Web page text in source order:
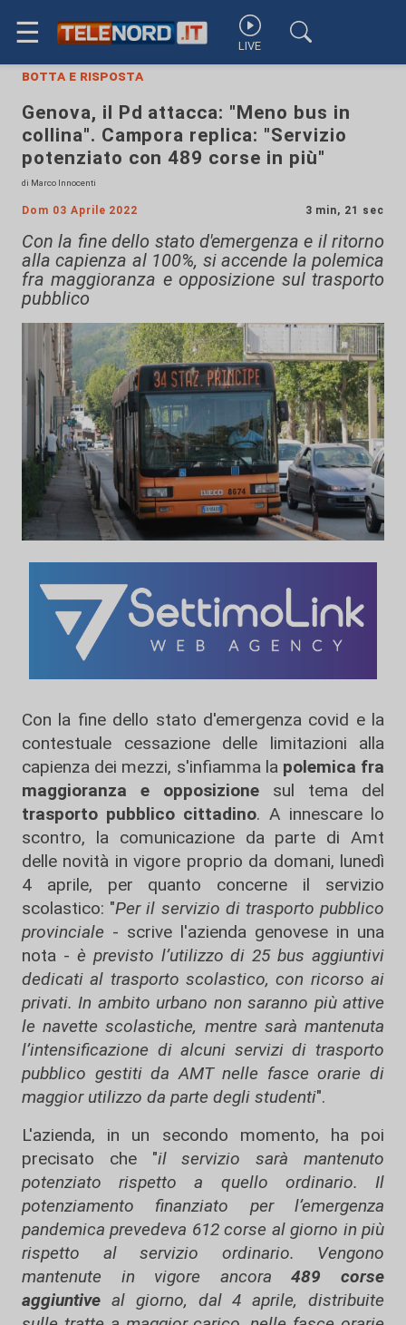
☰ LIVE
botta e risposta
Genova, il Pd attacca: "Meno bus in
collina". Campora replica: "Servizio
potenziato con 489 corse in più"
di Marco Innocenti
Dom 03 Aprile 2022 3 min, 21 sec
Con la fine dello stato d'emergenza e il ritorno
alla capienza al 100%, si accende la polemica
fra maggioranza e opposizione sul trasporto
pubblico
Con la fine dello stato d'emergenza covid e la
contestuale cessazione delle limitazioni alla
capienza dei mezzi, s'infiamma la polemica fra
maggioranza e opposizione sul tema del
trasporto pubblico cittadino. A innescare lo
scontro, la comunicazione da parte di Amt
delle novità in vigore proprio da domani, lunedì
4 aprile, per quanto concerne il servizio
scolastico: "Per il servizio di trasporto pubblico
provinciale - scrive l'azienda genovese in una
nota - è previsto l’utilizzo di 25 bus aggiuntivi
dedicati al trasporto scolastico, con ricorso ai
privati. In ambito urbano non saranno più attive
le navette scolastiche, mentre sarà mantenuta
l’intensificazione di alcuni servizi di trasporto
pubblico gestiti da AMT nelle fasce orarie di
maggior utilizzo da parte degli studenti".
L'azienda, in un secondo momento, ha poi
precisato che "il servizio sarà mantenuto
potenziato rispetto a quello ordinario. Il
potenziamento finanziato per l’emergenza
pandemica prevedeva 612 corse al giorno in più
rispetto al servizio ordinario. Vengono
mantenute in vigore ancora489 corse
aggiuntive al giorno, dal 4 aprile, distribuite